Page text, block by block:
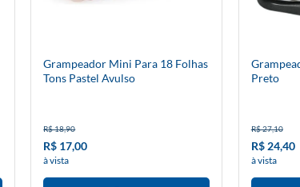
Grampeador Mini Para 18 Folhas
Tons Pastel Avulso
R$ 18,90
R$ 17,00
à vista
Preto
R$ 27,10
R$ 24,40
à vista